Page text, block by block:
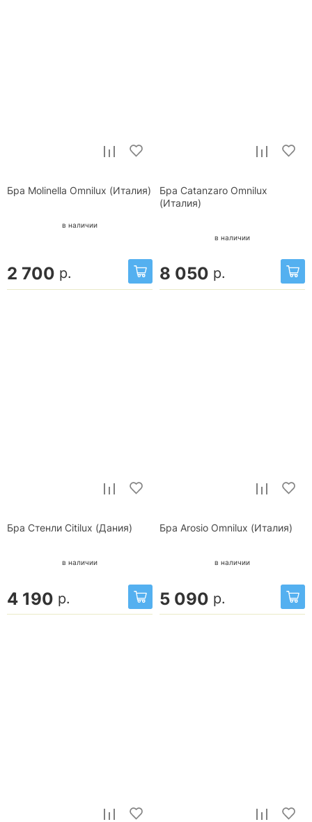
Бра Molinella Omnilux (Италия)
в наличии
2 700 р.
Бра Catanzaro Omnilux
(Италия)
в наличии
8 050 р.
Бра Стенли Citilux (Дания)
в наличии
4 190 р.
Бра Arosio Omnilux (Италия)
в наличии
5 090 р.